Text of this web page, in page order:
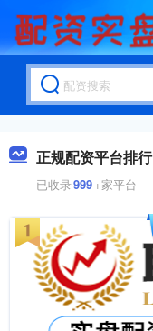
正规配资平台排行
已收录999+家平台